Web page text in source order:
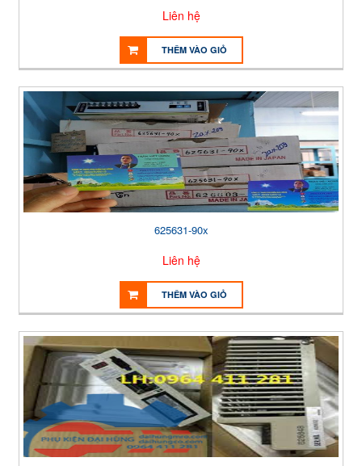
Liên hệ
THÊM VÀO GIỎ
625631-90x
Liên hệ
THÊM VÀO GIỎ